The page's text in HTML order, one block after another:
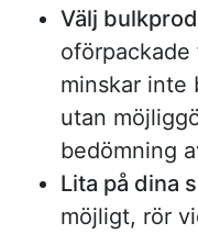
Välj
minskar inte
utan
bedömning
Lita på dina
möjligt, rör